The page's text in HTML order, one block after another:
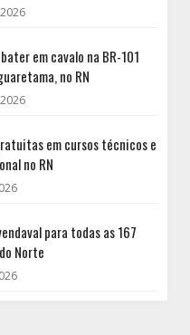
em cavalo na BR-101
no RN
em cursos técnicos e
no RN
para todas as 167
Norte